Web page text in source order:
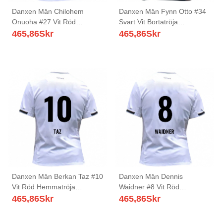
Danxen Män Chilohem
Onuoha #27 Vit Röd
Hemmatröja Matchtröjor
465,86Skr
Danxen Män Fynn Otto #34
Svart Vit Bortatröja
Matchtröjor 2025/26 Tröjor
465,86Skr
Danxen Män Berkan Taz #10
Vit Röd Hemmatröja
Matchtröjor 2025/26 Tröjor
465,86Skr
Danxen Män Dennis
Waidner #8 Vit Röd
Hemmatröja Matchtröjor
465,86Skr